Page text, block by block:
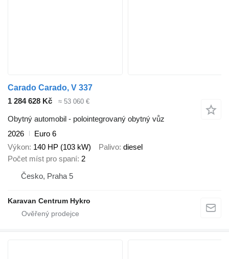
Carado Carado, V 337
1 284 628 Kč
≈ 53 060 €
Obytný automobil - polointegrovaný obytný vůz
2026
Euro 6
Výkon 140 HP (103 kW) Palivo diesel
Počet míst pro spaní 2
Česko, Praha 5
Karavan Centrum Hykro